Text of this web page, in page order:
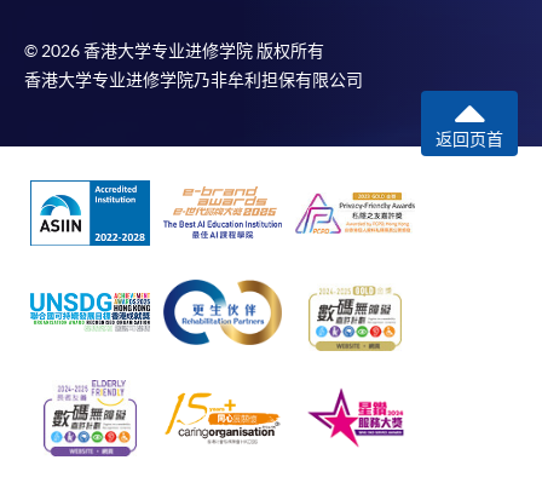
© 2026 香港大学专业进修学院 版权所有
香港大学专业进修学院乃非牟利担保有限公司
返回页首